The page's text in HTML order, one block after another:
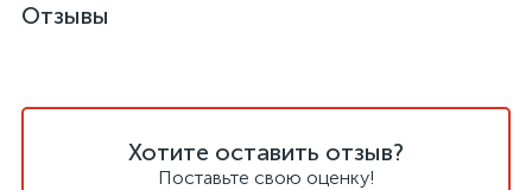
Отзывы
Хотите оставить отзыв?
Поставьте свою оценку!